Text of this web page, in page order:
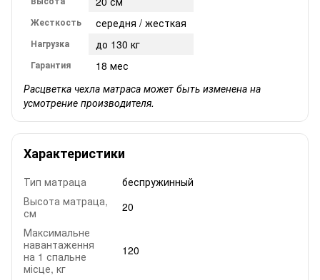
Жесткость середня / жесткая
Нагрузка до 130 кг
Гарантия
18 мес
Расцветка чехла матраса может быть изменена на
усмотрение производителя.
Характеристики
Тип матраца
беспружинный
Высота матраца,
см
20
Максимальне
навантаження
на 1 спальне
місце, кг
120